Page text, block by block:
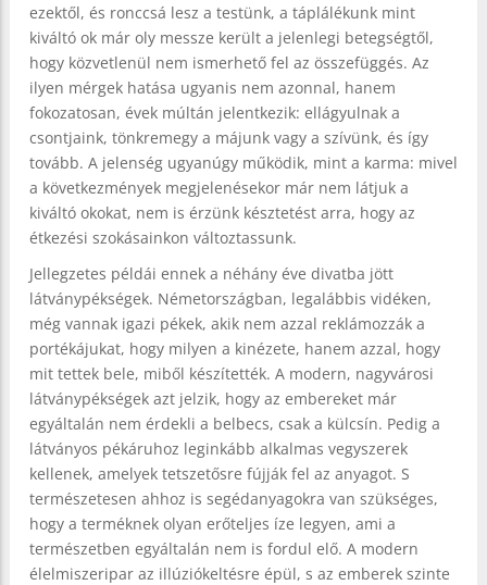
ezektől, és ronccsá lesz a testünk, a táplálékunk mint
kiváltó ok már oly messze került a jelenlegi betegségtől,
hogy közvetlenül nem ismerhető fel az összefüggés. Az
ilyen mérgek hatása ugyanis nem azonnal, hanem
fokozatosan, évek múltán jelentkezik: ellágyulnak a
csontjaink, tönkremegy a májunk vagy a szívünk, és így
tovább. A jelenség ugyanúgy működik, mint a karma: mivel
a következmények megjelenésekor már nem látjuk a
kiváltó okokat, nem is érzünk késztetést arra, hogy az
étkezési szokásainkon változtassunk.
Jellegzetes példái ennek a néhány éve divatba jött
látványpékségek. Németországban, legalábbis vidéken,
még vannak igazi pékek, akik nem azzal reklámozzák a
portékájukat, hogy milyen a kinézete, hanem azzal, hogy
mit tettek bele, miből készítették. A modern, nagyvárosi
látványpékségek azt jelzik, hogy az embereket már
egyáltalán nem érdekli a belbecs, csak a külcsín. Pedig a
látványos pékáruhoz leginkább alkalmas vegyszerek
kellenek, amelyek tetszetősre fújják fel az anyagot. S
természetesen ahhoz is segédanyagokra van szükséges,
hogy a terméknek olyan erőteljes íze legyen, ami a
természetben egyáltalán nem is fordul elő. A modern
élelmiszeripar az illúziókeltésre épül, s az emberek szinte